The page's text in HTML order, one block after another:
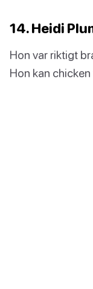
14. Heidi
Hon var riktigt
Hon kan